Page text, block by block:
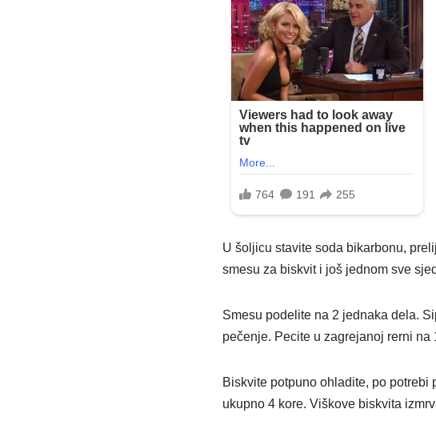
U šoljicu stavite soda bikarbonu,
smesu za biskvit i još jednom sve
Smesu podelite na 2 jednaka dela.
pečenje. Pecite u zagrejanoj rerni
Biskvite potpuno ohladite, po
ukupno 4 kore. Viškove biskvita